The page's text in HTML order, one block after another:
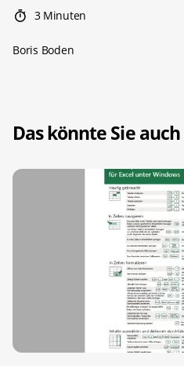
3 Minuten
Boris Boden
Das könnte Sie